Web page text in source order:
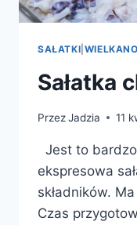
SAŁATKI
Sałatka
PrzezJadzia 11
Jest to
ekspresowa
składników.
Czas